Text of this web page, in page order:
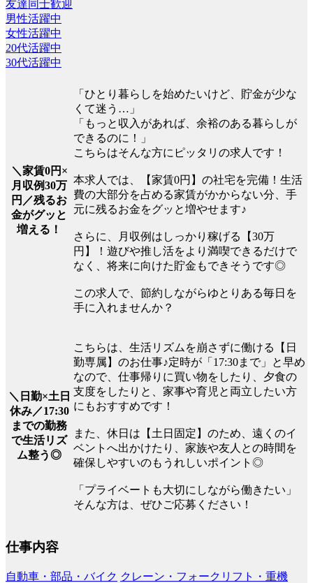
友達同士歓迎
男性活躍中
女性活躍中
20代活躍中
30代活躍中
＼家賃0円×
月収例30万
円／残るお
金がグッと
増える！
「ひとり暮らしを始めたいけど、貯金が少な
くて迷う…」
「もっと収入があれば、余裕のある暮らしが
できるのに！」
こちらはそんな方にピッタリの求人です！
本求人では、【家賃0円】の社宅を完備！生活
費の大部分を占める家賃がかからない分、手
元に残るお金をグッと増やせます♪
さらに、月収例はしっかり稼げる【30万
円】！遊びや推し活をより満喫できるだけで
なく、将来に向けた貯金もできそうです◎
この求人で、節約しながらゆとりある毎日を
手に入れませんか？
＼日勤×土日
休み／17:30
までの勤務
で生活リズ
ム整う◎
こちらは、生活リズムを崩さずに働ける【日
勤専属】のお仕事♪定時が「17:30まで」と早め
なので、仕事帰りに買い物をしたり、夕食の
支度をしたりと、家事や育児と両立したい方
にもおすすめです！
また、休日は【土日固定】のため、遠くのイ
ベントへ出かけたり、家族や友人との時間を
確保しやすいのもうれしいポイント◎
「プライベートも大切にしながら働きたい」
そんな方は、ぜひご応募ください！
仕事内容
自動車・部品・バイク クレーン・フォークリフト・重機